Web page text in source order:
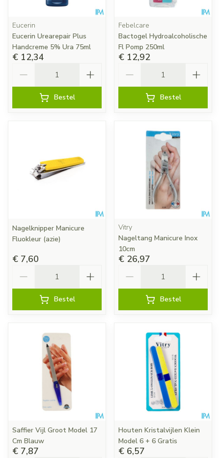
Eucerin
Eucerin Urearepair Plus
Handcreme 5% Ura 75ml
€ 12,34
Bestel
Febelcare
Bactogel Hydroalcoholische
Fl Pomp 250ml
€ 12,92
Bestel
Nagelknipper Manicure
Fluokleur (azie)
€ 7,60
Bestel
Vitry
Nageltang Manicure Inox
10cm
€ 26,97
Bestel
Saffier Vijl Groot Model 17
Cm Blauw
€ 7,87
Houten Kristalvijlen Klein
Model 6 + 6 Gratis
€ 6,57